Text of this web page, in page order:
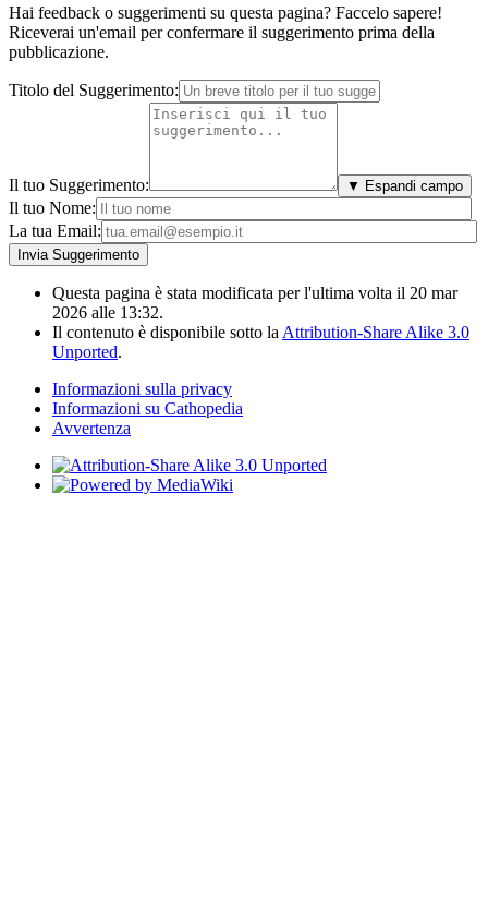
Hai feedback o suggerimenti su questa pagina? Faccelo sapere!
Riceverai un'email per confermare il suggerimento prima della
pubblicazione.
Titolo del Suggerimento:
Il tuo Suggerimento: ▼ Espandi campo
Il tuo Nome:
La tua Email:
Questa pagina è stata modificata per l'ultima volta il 20 mar
2026 alle 13:32.
Il contenuto è disponibile sotto la Attribution-Share Alike 3.0
Unported.
Informazioni sulla privacy
Informazioni su Cathopedia
Avvertenza